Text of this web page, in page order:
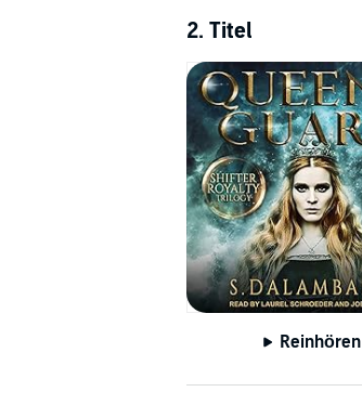
2. Titel
Reinhören